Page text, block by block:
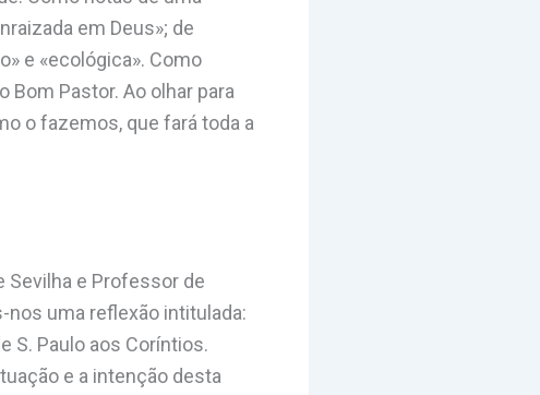
em Deus»; de
e «ecológica». Como
Bom Pastor. Ao olhar para
o fazemos, que fará toda a
Sevilha e Professor de
nos uma reflexão intitulada:
S. Paulo aos Coríntios.
e a intenção desta